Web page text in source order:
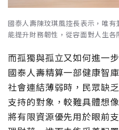
國泰人壽陳玟琪風控長表示，唯
能提升財務韌性，從容面對人生各
而孤獨與孤立又如何進一
國泰人壽精算一部健康智
社會連結薄弱時，民眾缺
支持的對象，較難具體想
將有限資源優先用於眼前